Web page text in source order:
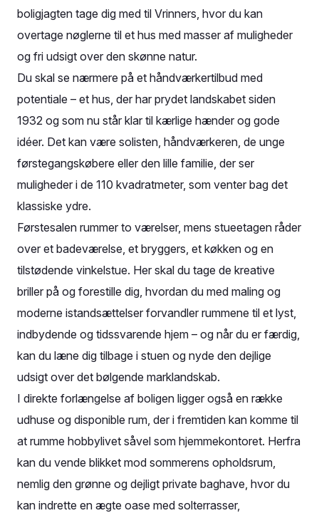
boligjagten tage dig med til Vrinners, hvor du kan
overtage nøglerne til et hus med masser af muligheder
og fri udsigt over den skønne natur.
Du skal se nærmere på et håndværkertilbud med
potentiale – et hus, der har prydet landskabet siden
1932 og som nu står klar til kærlige hænder og gode
idéer. Det kan være solisten, håndværkeren, de unge
førstegangskøbere eller den lille familie, der ser
muligheder i de 110 kvadratmeter, som venter bag det
klassiske ydre.
Førstesalen rummer to værelser, mens stueetagen råder
over et badeværelse, et bryggers, et køkken og en
tilstødende vinkelstue. Her skal du tage de kreative
briller på og forestille dig, hvordan du med maling og
moderne istandsættelser forvandler rummene til et lyst,
indbydende og tidssvarende hjem – og når du er færdig,
kan du læne dig tilbage i stuen og nyde den dejlige
udsigt over det bølgende marklandskab.
I direkte forlængelse af boligen ligger også en række
udhuse og disponible rum, der i fremtiden kan komme til
at rumme hobbylivet såvel som hjemmekontoret. Herfra
kan du vende blikket mod sommerens opholdsrum,
nemlig den grønne og dejligt private baghave, hvor du
kan indrette en ægte oase med solterrasser,